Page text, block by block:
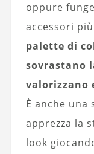
oppure
accessori
palette di
sovrastano
valorizzano
È anche una
apprezza la
look